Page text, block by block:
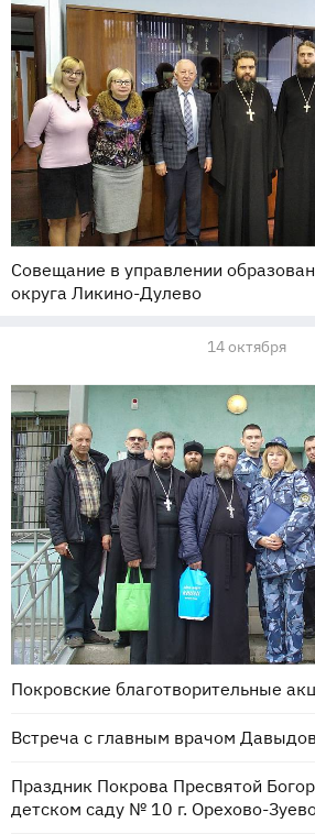
Совещание в управлении
округа Ликино-Дулево
14 октября
Покровские благотворительные
Встреча с главным врачом
Праздник Покрова Пресвятой
детском саду № 10 г. Орехово-